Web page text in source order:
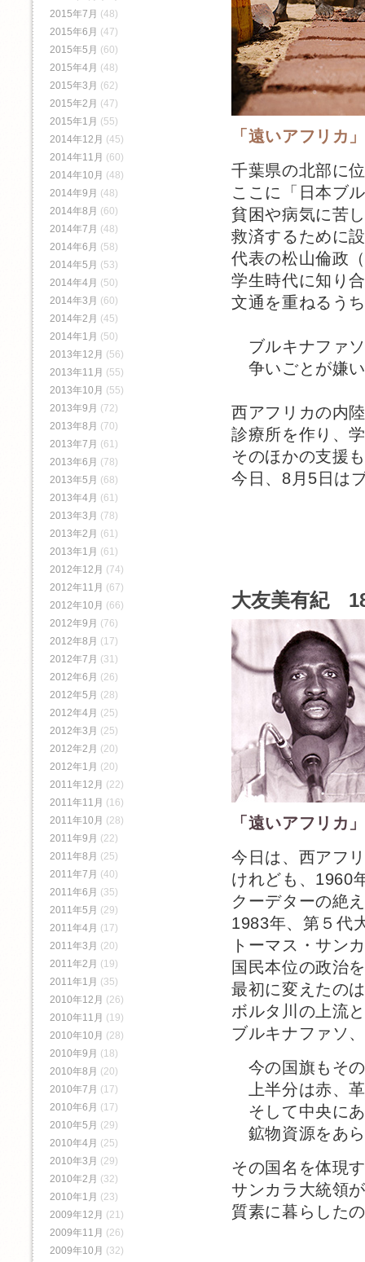
「遠いアフリカ
千葉県の北部に
ここに「日本ブ
貧困や病気に苦
救済するために
代表の松山倫政
学生時代に知り
文通を重ねるう
ブルキナファ
争いごとが嫌
西アフリカの内
診療所を作り、
そのほかの支援
今日、8月5日は
大友美有紀
「遠いアフリカ
今日は、西アフ
けれども、1960
クーデターの絶
1983年、第５代
トーマス・サン
国民本位の政治
最初に変えたの
ボルタ川の上流
ブルキナファソ
今の国旗もそ
上半分は赤、
そして中央に
鉱物資源をあ
その国名を体現
サンカラ大統領
質素に暮らした
2015年7月 (48)
2015年6月 (47)
2015年5月 (60)
2015年4月 (48)
2015年3月 (62)
2015年2月 (47)
2015年1月 (55)
2014年12月 (45)
2014年11月 (60)
2014年10月 (48)
2014年9月 (48)
2014年8月 (60)
2014年7月 (48)
2014年6月 (58)
2014年5月 (53)
2014年4月 (50)
2014年3月 (60)
2014年2月 (45)
2014年1月 (50)
2013年12月 (56)
2013年11月 (55)
2013年10月 (55)
2013年9月 (72)
2013年8月 (70)
2013年7月 (61)
2013年6月 (78)
2013年5月 (68)
2013年4月 (61)
2013年3月 (78)
2013年2月 (61)
2013年1月 (61)
2012年12月 (74)
2012年11月 (67)
2012年10月 (66)
2012年9月 (76)
2012年8月 (17)
2012年7月 (31)
2012年6月 (26)
2012年5月 (28)
2012年4月 (25)
2012年3月 (25)
2012年2月 (20)
2012年1月 (20)
2011年12月 (22)
2011年11月 (16)
2011年10月 (28)
2011年9月 (22)
2011年8月 (25)
2011年7月 (40)
2011年6月 (35)
2011年5月 (29)
2011年4月 (17)
2011年3月 (20)
2011年2月 (19)
2011年1月 (35)
2010年12月 (26)
2010年11月 (19)
2010年10月 (28)
2010年9月 (18)
2010年8月 (20)
2010年7月 (17)
2010年6月 (17)
2010年5月 (29)
2010年4月 (25)
2010年3月 (29)
2010年2月 (32)
2010年1月 (23)
2009年12月 (21)
2009年11月 (26)
2009年10月 (32)